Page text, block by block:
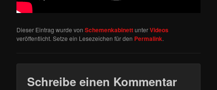
Dieser Eintrag wurde vonSchemenkabinettunterVideos
veröffentlicht. Setze ein Lesezeichen für den Permalink.
Schreibe einen Kommentar